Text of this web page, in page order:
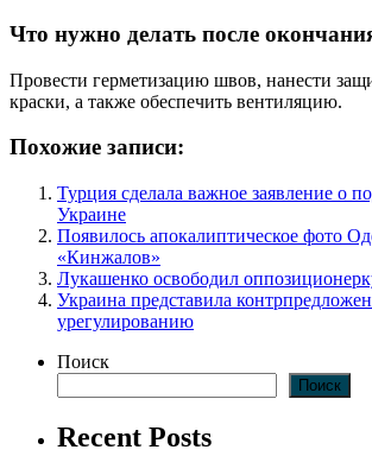
Что нужно делать после
Провести герметизацию швов, нанести
краски, а также обеспечить вентиляцию.
Похожие записи:
Турция сделала важное заявление о
Украине
Появилось апокалиптическое фото
«Кинжалов»
Лукашенко освободил
Украина представила
урегулированию
Поиск
Поиск
Recent Posts